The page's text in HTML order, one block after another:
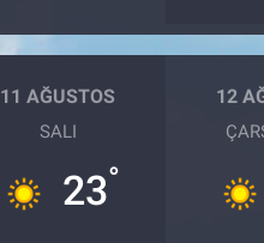
11 AĞUSTOS
SALI
23°
12